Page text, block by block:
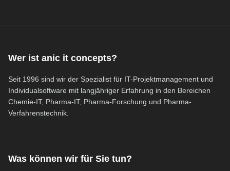
Wer ist anic it concepts?
Seit 1996 sind wir der Spezialist für IT-Projektmanagement und
Individualsoftware mit langjähriger Erfahrung in den Bereichen
Chemie-IT, Pharma-IT, Pharma-Forschung und Pharma-
Verfahrenstechnik.
Was können wir für Sie tun?